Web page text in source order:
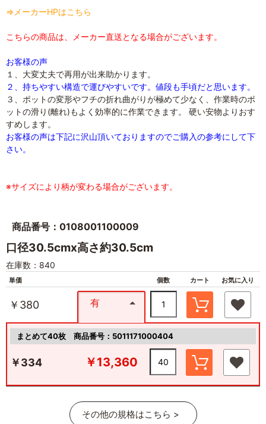
⇒メーカーHPはこちら
こちらの商品は、メーカー直送となる場合がございます。
お客様の声
１、大変丈夫で再用が出来助かります。
２、持ちやすい構造で運びやすいです。値段も手頃だと思います。
３、ポットの変形やフチの折れ曲がりが極めて少なく、作業時のポ
ットの滑り(離れ)もよく効率的に作業できます。 硬い安物よりおす
すめします。
お客様の声は下記に沢山頂いておりますのでご購入の参考にして下
さい。
※サイズにより柄が変わる場合がございます。
商品番号：0108001100009
口径30.5cmx高さ約30.5cm
在庫数：840
単価 個数 カート お気に入り
￥380 有
まとめて40枚 商品番号：5011171000404
￥334 ￥13,360
その他の規格はこちら >